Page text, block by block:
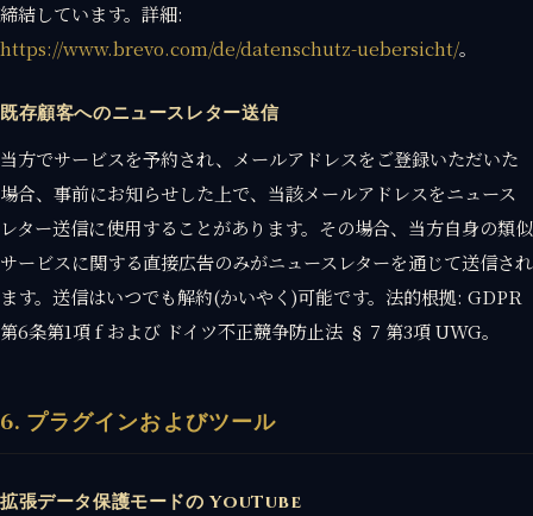
締結しています。詳細:
https://www.brevo.com/de/datenschutz-uebersicht/。
既存顧客へのニュースレター送信
当方でサービスを予約され、メールアドレスをご登録いただいた
場合、事前にお知らせした上で、当該メールアドレスをニュース
レター送信に使用することがあります。その場合、当方自身の類似
サービスに関する直接広告のみがニュースレターを通じて送信され
ます。送信はいつでも解約(かいやく)可能です。法的根拠: GDPR
第6条第1項 f および ドイツ不正競争防止法 § 7 第3項 UWG。
6. プラグインおよびツール
拡張データ保護モードの YouTube